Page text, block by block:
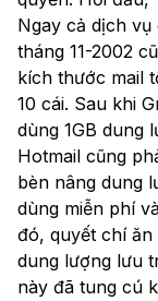
Ngay cả dịch
tháng 11-2002
kích thước mail
10 cái. Sau khi
dùng 1GB dung
Hotmail cũng
bèn nâng dung
dùng miễn phí
đó, quyết chí ăn
dung lượng lưu
này đã tung cú